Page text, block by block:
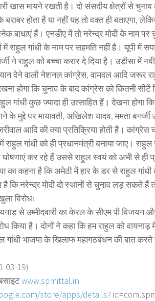
खास मायने रखती है। दो संसदीय क्षेत्रों से
बराबर होता है या नहीं यह तो वक्त ही बताएगा,
बाधाएं हैं। एनडीए में तो नरेन्द्र मोदी के नाम पर
में राहुल गांधी के नाम पर सहमति नहीं है। यूपी में
ने राहुल को बच्चा करार दे दिया है। उड़ीसा में
देने वाली नेशनल कांग्रेस, वामदल आदि जरूर
होगा कि चुनाव के बाद कांग्रेस को कितनी सीटें
गांधी कुछ ज्यादा ही उत्साहित हैं। देखना होगा
के मुद्दे पर मायावती, अखिलेश यादव, ममता
आदि की क्या प्रतिक्रिया होती है। कांग्रेस
राहुल गांधी को ही प्रधानमंत्री बनाया जाए।
घोषणाएं कर रहे हैं उससे राहुल स्वयं को अभी से ही
का कहना है कि अमेठी में हार के डर से राहुल
कि नरेन्द्र मोदी दो स्थानों से चुनाव लड़ सकते हैं
विरोधः
से उम्मीदवारी का केरल के सीएम पी विजयन
किया है। दोनों ने कहा कि हम राहुल को
गांधी भाजपा के खिलाफ महागठबंधन की बात
03-19)
www.spmittal.in
store/apps/details?